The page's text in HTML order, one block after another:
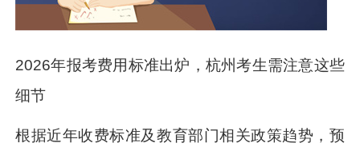
2026年报考费用标准出炉，杭州考生需注意这些
细节
根据近年收费标准及教育部门相关政策趋势，预